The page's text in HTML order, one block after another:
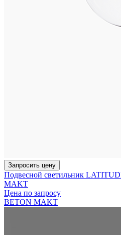
Запросить цену
Подвесной светильник
MAKT
Цена по запросу
BETON MAKT